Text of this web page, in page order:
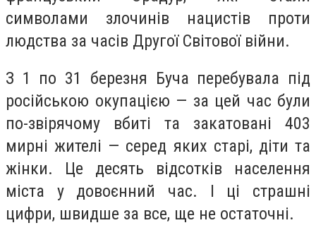
символами злочинів нацистів проти
людства за часів Другої Світової війни.
З 1 по 31 березня Буча перебувала під
російською окупацією — за цей час були
по-звірячому вбиті та закатовані 403
мирні жителі — серед яких старі, діти та
жінки. Це десять відсотків населення
міста у довоєнний час. І ці страшні
цифри, швидше за все, ще не остаточні.